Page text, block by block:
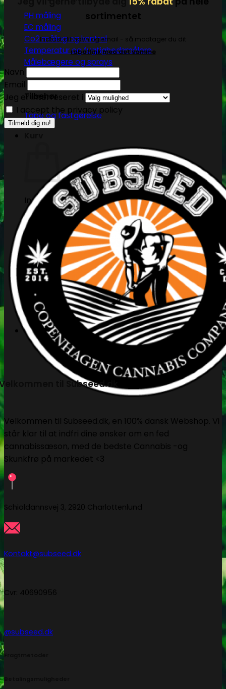
PH måling
EC måling
Co2 måling og kontrol
Temperatur og fugtighedsmålere
Målebægere og sprays
Tilbehør
Tape og fastgørelse
Ingen produkter i kurven.
Tilbage til shoppen
Søg
efter:
Kasse
sortimentet
Indtast dit navn og email - så modtager du dit
rabatlink med det samme
Navn
Email
Jeg er interreseret i
I accept the privacy policy
til Subseed.dk
Velkommen til Subseed.dk, en 100% dansk Webshop. Vi
står klar til at indfri dine ønsker om en fed
cannabissæson, med de bedste Cannabis -og
Skunkfrø på markedet <3
Schioldannsvej 3, 2920 Charlottenlund
Kontakt@subseed.dk
Cvr: 40690956
@subseed.dk